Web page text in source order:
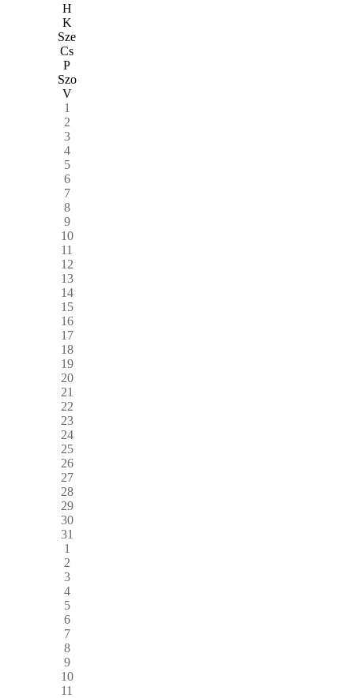
H
K
Sze
Cs
P
Szo
V
1
2
3
4
5
6
7
8
9
10
11
12
13
14
15
16
17
18
19
20
21
22
23
24
25
26
27
28
29
30
31
1
2
3
4
5
6
7
8
9
10
11